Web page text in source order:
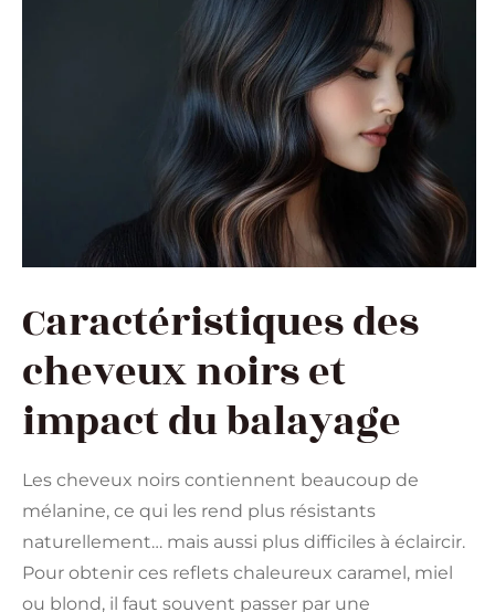
Caractéristiques des
cheveux noirs et
impact du balayage
Les cheveux noirs contiennent beaucoup de
mélanine, ce qui les rend plus résistants
naturellement… mais aussi plus difficiles à éclaircir.
Pour obtenir ces reflets chaleureux caramel, miel
ou blond, il faut souvent passer par une